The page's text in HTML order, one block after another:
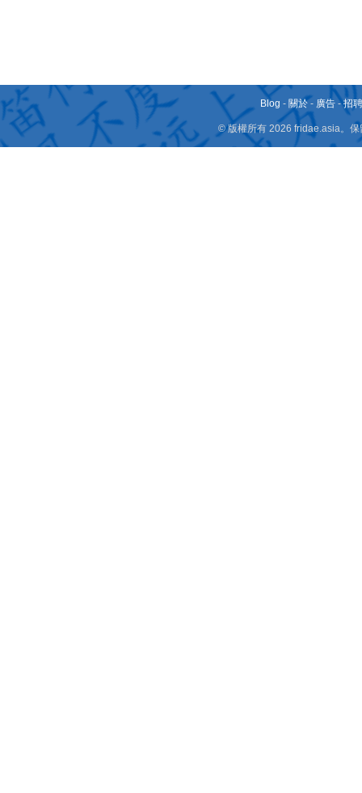
Blog - 關於 - 廣告 -招
© 版權所有 2026 fridae.asia。